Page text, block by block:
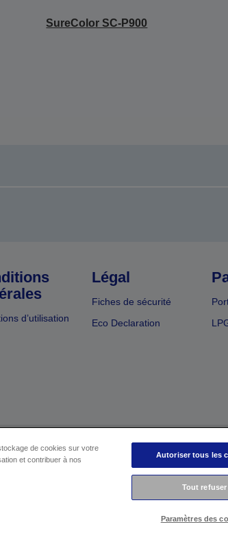
SureColor SC-P900
d’utilisation
Légal
Fiches de sécurité
Eco Declaration
de cookies sur votre
et contribuer à nos
Autoriser tous les
Tout refuser
Paramètres des